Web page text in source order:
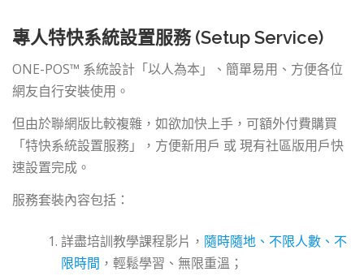
專人特快系統設置服務 (Setup Service)
ONE-POS™ 系統設計「以人為本」、簡單易用、方便各位
網友自行安裝使用。
但由於聯網版比較複雜，如欲加快上手，可額外付費購買
「特快系統設置服務」，方便新用戶 或 現有社區版用戶快
速設置完成。
服務套裝內容包括：
詳盡培訓教學課程影片， 隨時隨地、不限人數、不
限時間 ，輕鬆學習、無限重溫；